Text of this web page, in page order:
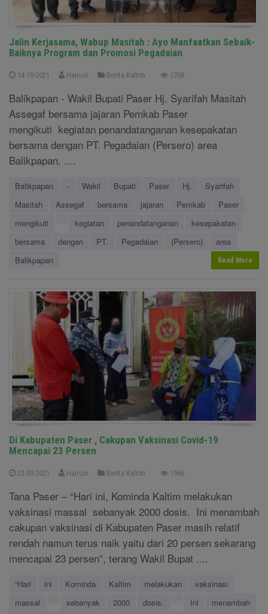
Jalin Kerjasama, Wabup Masitah : Ayo Manfaatkan Sebaik-
Baiknya Program dan Promosi Pegadaian
14-10-2021 Hairuni Berita Kaltim 1708
Balikpapan - Wakil Bupati Paser Hj. Syarifah Masitah
Assegaf bersama jajaran Pemkab Paser
mengikuti kegiatan penandatanganan kesepakatan
bersama dengan PT. Pegadaian (Persero) area
Balikpapan. ....
Balikpapan - Wakil Bupati Paser Hj.
Syarifah
Masitah
Assegaf bersama jajaran Pemkab
Paser
mengikuti
kegiatan penandatanganan
kesepakatan
bersama
dengan PT. Pegadaian (Persero)
area
Balikpapan
Read More
Di Kabupaten Paser , Cakupan Vaksinasi Covid-19
Mencapai 23 Persen
23-09-2021 Hairuni Berita Kaltim 1966
Tana Paser – “Hari ini, Kominda Kaltim melakukan
vaksinasi massal sebanyak 2000 dosis. Ini menambah
cakupan vaksinasi di Kabupaten Paser masih relatif
rendah namun terus naik yaitu dari 20 persen sekarang
mencapai 23 persen”, terang Wakil Bupat ....
“Hari ini Kominda Kaltim melakukan
vaksinasi
massal
sebanyak 2000 dosis. Ini
menambah